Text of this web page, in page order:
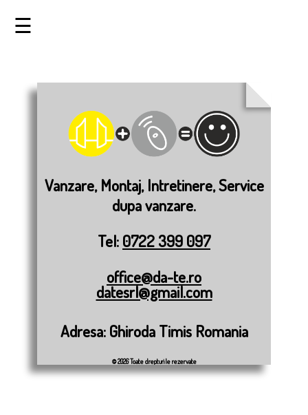
☰
Vanzare, Montaj, Intretinere, Service
dupa vanzare.
Tel: 0722 399 097
office@da-te.ro
datesrl@gmail.com
Adresa: Ghiroda Timis Romania
© 2026 Toate drepturile rezervate